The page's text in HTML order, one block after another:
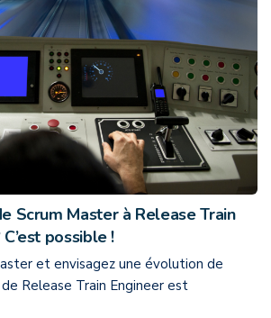
Scrum Master à Release Train
possible !
et envisagez une évolution de
Release Train Engineer est